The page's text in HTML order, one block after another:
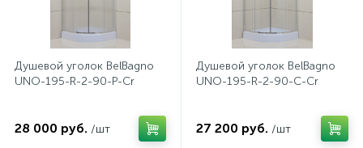
Душевой уголок BelBagno
UNO-195-R-2-90-P-Cr
28 000 руб. /шт
Душевой уголок BelBagno
UNO-195-R-2-90-C-Cr
27 200 руб. /шт
Смесители на борт ванны
Смесители термостатические
Штуцеры с держателем